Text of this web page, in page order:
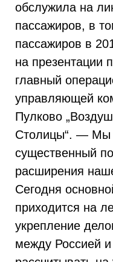
обслужила на
пассажиров, в
пассажиров в
на презентации
главный
управляющей
Пулково
Столицы“. — Мы
существенный
расширения
Сегодня
приходится на
укрепление
между Россией